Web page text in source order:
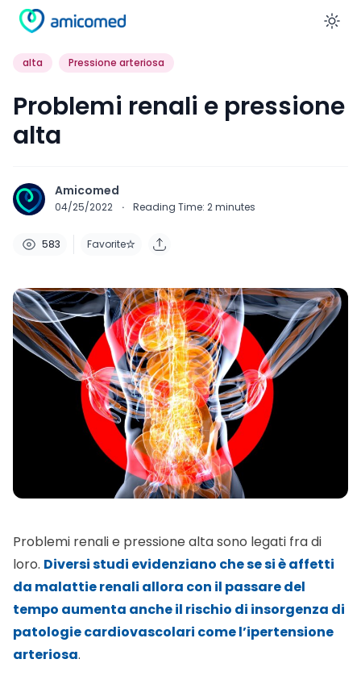
alta Pressione arteriosa
Problemi renali e pressione
alta
Amicomed
04/25/2022 · Reading Time: 2minutes
583 Favorite
Problemi renali e pressione alta sono legati fra di
loro. Diversi studi evidenziano che se si è affetti
da malattie renali allora con il passare del
tempo aumenta anche il rischio di insorgenza di
patologie cardiovascolari come l’ipertensione
arteriosa.